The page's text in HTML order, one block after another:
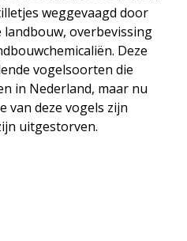
weggevaagd door
overbevissing
Deze
vogelsoorten die
in Nederland, maar nu
van deze vogels zijn
uitgestorven.